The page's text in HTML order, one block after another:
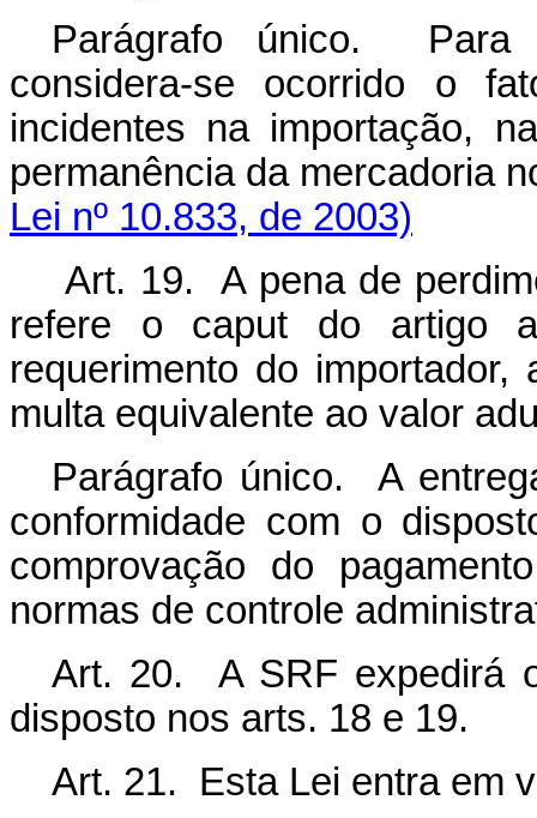
Parágrafo único. Para
considera-se ocorrido o
incidentes na importação,
permanência da
Lei nº 10.833, de 2003)
Art. 19. A pena de
refere o caput do artigo
requerimento do
multa equivalente ao valor
Parágrafo único. A
conformidade com o
comprovação do
normas de controle
Art. 20. A SRF expedirá
disposto nos arts. 18 e 19.
Art. 21. Esta Lei entra em